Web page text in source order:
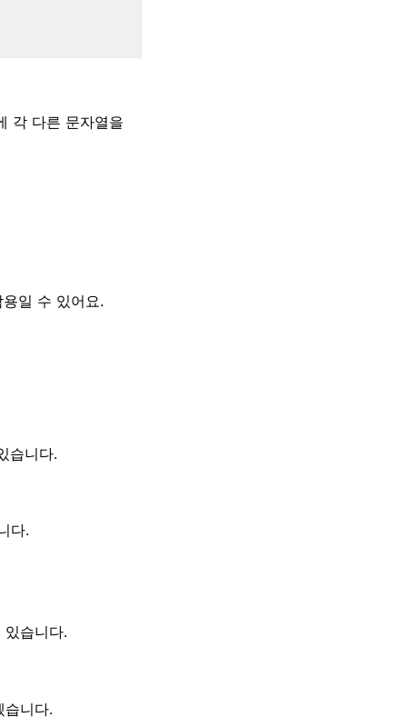
각 다른 문자열을
일 수 있어요.
습니다.
다.
습니다.
니다.